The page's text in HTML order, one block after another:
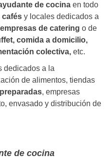
de cocina en todo
cafés y locales dedicados a
empresas de catering o de
comida a domicilio,
colectiva, etc.
dedicados a la
de alimentos, tiendas
, empresas
envasado y distribución de
de cocina